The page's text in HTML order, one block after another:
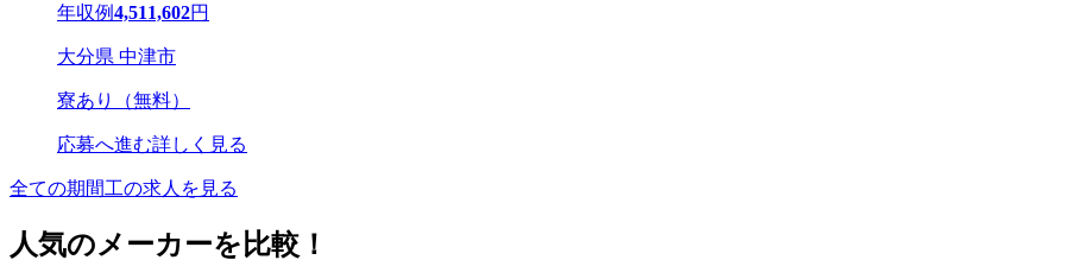
年収例4,511,602円
大分県 中津市
寮あり（無料）
応募へ進む詳しく見る
全ての期間工の求人を見る
人気のメーカーを比較！